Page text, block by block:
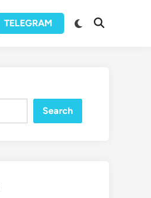
TELEGRAM
Switch
Open
Search